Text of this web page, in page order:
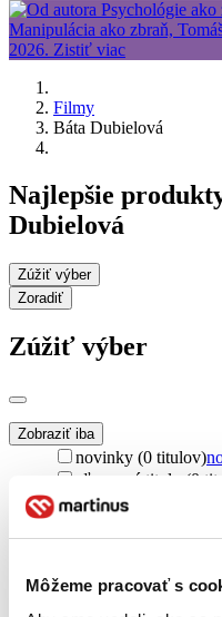
Môžeme pracovať s
Filmy
Báta Dubielová
Najlepšie
Dubielová
Zúžiť výber
Zoradiť
Zúžiť výber
Zobraziť iba
novinky (0 titulov)
zľavnené tituly (0
Dostupnosť
na centrálnom
pripravujeme (0
dostupná (bez